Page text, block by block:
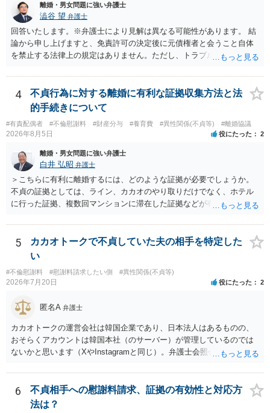
れるため、 120万円のみについて交渉を続けることがベターかと存じ
ます。
通しを過度に楽観的に言い過ぎないか、質問に具体的に答えてくれる
か、連絡方法（メール、電話、弁護士直接か事務局員を介するかな
ど）や対応スピードが合うかを確認するとよいと思います。いずれに
しましても、弁護士への相談・依頼にあたっては、証拠資料、夫と相
手方の関係、相手方の氏名・住所等、夫婦関係への影響、離婚予定の
離婚・男女問題に強い弁護士
澁谷 望 弁護士
回答いたします。※弁護士により見解は異なる可能性があります。 結
論から申し上げますと、免責許可の決定後に元債権者と会うこと自体
を禁止する法律上の規定はありません。ただし、トラブル防止の観点
ントは以下の通りです。 ・金銭のやり取りや返済の約束は絶対にしな
い（免責された借金を任意でも支払ってしまうとトラブルの元になり
ます） ・過去のDVや過剰請求の経緯を踏まえ、相手の感情に流されな
い ・予定通り毅然とした態度で距離を置く 法律上の制限はないもの
の、ご自身の生活と精神的な安定を守るためにも、お互いに距離を置
くというご判断は非常に賢明かと思います。
4
不貞行為に対する離婚に有利な証拠収集方法と法
的手続きについて
#有責配偶者 #不倫慰謝料 #財産分与 #養育費 #異性関係(不貞等) #離婚協議
2026年8月5日 役にたった 2
離婚・男女問題に強い弁護士
白井 弘昭 弁護士
＞こちらに有利に離婚するには、どのような証拠が必要でしょうか。
不貞の証拠としては、ライン、カカオのやり取りだけでなく、ホテル
に行った証拠、複数回マンションに滞在した証拠などが有効です。 不
婚する、慰謝料をとるなど）ことができると思われます。 ただし、不
貞発覚後、長期間同居を続けると、不貞を許したとの評価につながる
場合がありますので、ご注意ください。 以上、ご参考まで。
5
カカオトークで不貞していた夫の相手を特定した
い
#不倫慰謝料 #慰謝料請求したい側 #異性関係(不貞等)
2026年7月20日 役にたった 2
匿名A 弁護士
カカオトークの運営会社は韓国企業であり、日本法人はあるものの、
おそらくアカウントは韓国本社（のサーバー）が管理しているのでは
ないかと思います（XやInstagramと同じ）。弁護士会照会は日本法に
対する照会は基本的にできないと解されています（弁護士会によって
は例外的に認める扱いもありますが、かなり限定されているので一般
的ではないでしょう）。もし韓国本社がアカウント管理をしているな
6
不貞相手への慰謝料請求、証拠の有効性と対応方
法は？